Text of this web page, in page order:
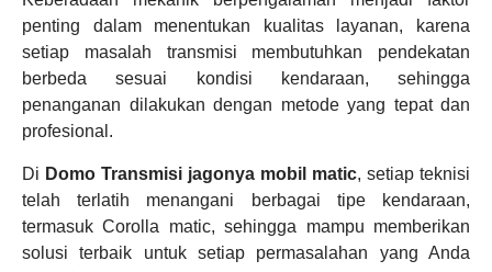
penting dalam menentukan kualitas layanan, karena
setiap masalah transmisi membutuhkan pendekatan
berbeda sesuai kondisi kendaraan, sehingga
penanganan dilakukan dengan metode yang tepat dan
profesional.
Di Domo Transmisi jagonya mobil matic, setiap teknisi
telah terlatih menangani berbagai tipe kendaraan,
termasuk Corolla matic, sehingga mampu memberikan
solusi terbaik untuk setiap permasalahan yang Anda